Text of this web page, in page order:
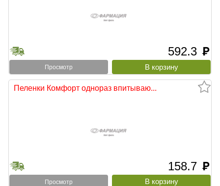
592.3 руб
Просмотр
Пеленки Комфорт однораз впитываю...
158.7 руб
Просмотр